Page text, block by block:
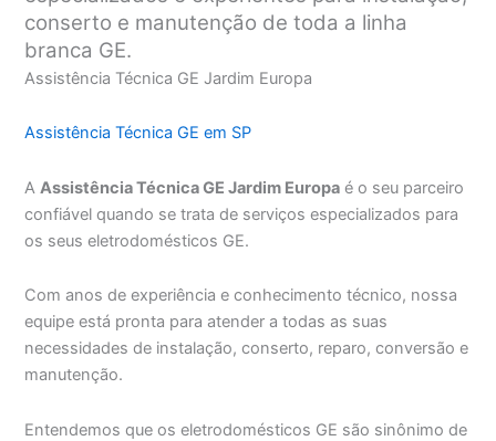
conserto e manutenção de toda a linha
branca GE.
Assistência Técnica GE Jardim Europa
Assistência Técnica GE em SP
AAssistência Técnica GE Jardim Europa é o seu parceiro
confiável quando se trata de serviços especializados para
os seus eletrodomésticos GE.
Com anos de experiência e conhecimento técnico, nossa
equipe está pronta para atender a todas as suas
necessidades de instalação, conserto, reparo, conversão e
manutenção.
Entendemos que os eletrodomésticos GE são sinônimo de